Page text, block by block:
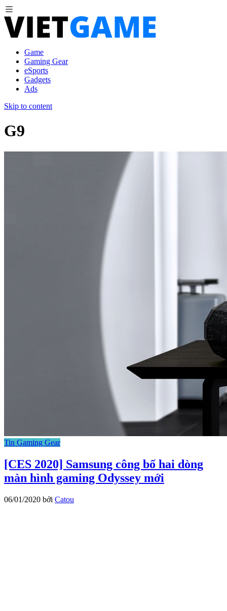
Game
Gaming Gear
eSports
Gadgets
Ads
Skip to content
G9
Tin Gaming Gear
[CES 2020] Samsung công bố hai dòng
màn hình gaming Odyssey mới
06/01/2020 bởi Catou